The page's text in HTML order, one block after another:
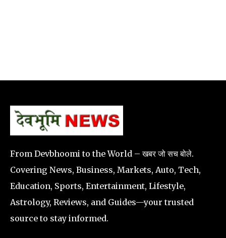
From Devbhoomi to the World – खबर जो सच बोले.
Covering News, Business, Markets, Auto, Tech,
Education, Sports, Entertainment, Lifestyle,
Astrology, Reviews, and Guides—your trusted
source to stay informed.